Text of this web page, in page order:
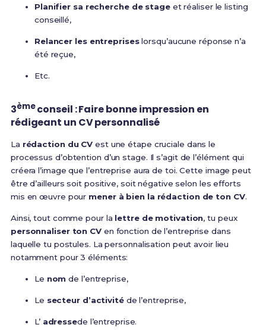
Planifier sa recherche de stageet réaliser le listing
conseillé,
Relancer les entrepriseslorsqu’aucune réponse n’a
été reçue,
Etc.
3èmeconseil : Faire bonne impression en
rédigeant un CV personnalisé
La rédaction du CV est une étape cruciale dans le
processus d’obtention d’un stage. Il s’agit de l’élément qui
créera l’image que l’entreprise aura de toi. Cette image peut
être d’ailleurs soit positive, soit négative selon les efforts
mis en œuvre pour mener à bien la rédaction de ton CV.
Ainsi, tout comme pour la lettre de motivation, tu peux
personnaliser ton CVen fonction de l’entreprise dans
laquelle tu postules. La personnalisation peut avoir lieu
notamment pour 3 éléments:
Le nom de l’entreprise,
Le secteur d’activitéde l’entreprise,
L’ adressede l’entreprise.